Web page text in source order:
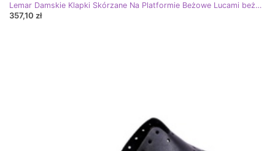
Lemar Damskie Klapki Skórzane Na Platformie Beżowe Lucami beżowy
357,10 zł